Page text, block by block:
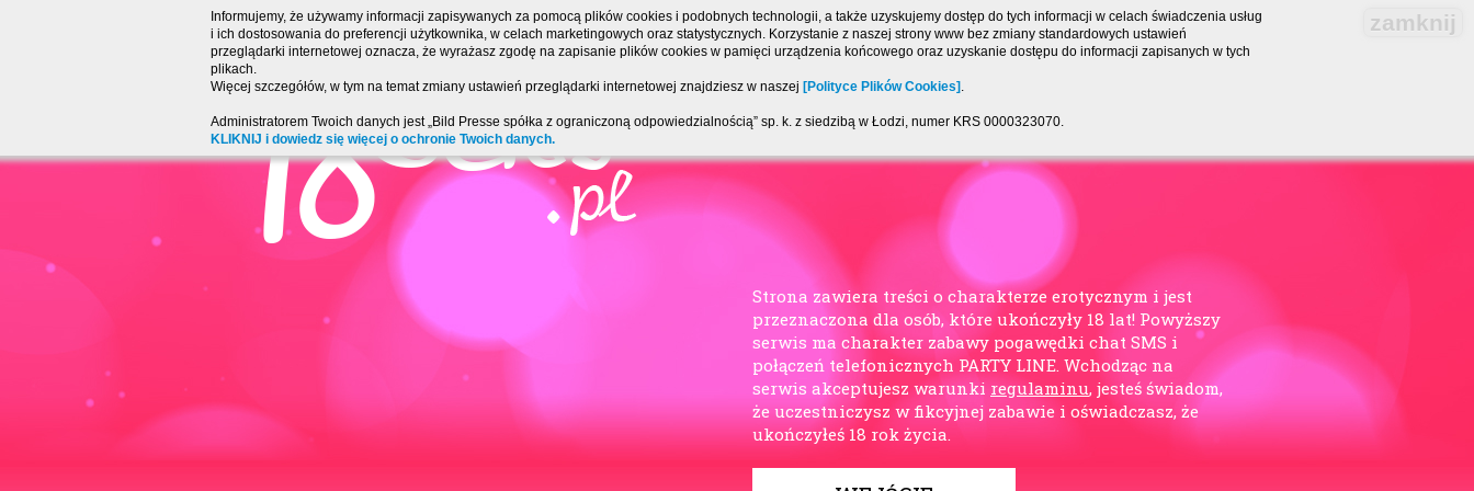
zamknij
Informujemy, że używamy informacji zapisywanych za pomocą plików cookies i podobnych technologii, a także uzyskujemy dostęp do tych informacji w celach świadczenia usług
i ich dostosowania do preferencji użytkownika, w celach marketingowych oraz statystycznych. Korzystanie z naszej strony www bez zmiany standardowych ustawień
przeglądarki internetowej oznacza, że wyrażasz zgodę na zapisanie plików cookies w pamięci urządzenia końcowego oraz uzyskanie dostępu do informacji zapisanych w tych
plikach.
Więcej szczegółów, w tym na temat zmiany ustawień przeglądarki internetowej znajdziesz w naszej [Polityce Plików Cookies] .
Administratorem Twoich danych jest „Bild Presse spółka z ograniczoną odpowiedzialnością” sp. k. z siedzibą w Łodzi, numer KRS 0000323070.
KLIKNIJ i dowiedz się więcej o ochronie Twoich danych.
Strona zawiera treści o charakterze erotycznym i jest
przeznaczona dla osób, które ukończyły 18 lat! Powyższy
serwis ma charakter zabawy pogawędki chat SMS i
połączeń telefonicznych PARTY LINE. Wchodząc na
serwis akceptujesz warunki regulaminu, jesteś świadom,
że uczestniczysz w fikcyjnej zabawie i oświadczasz, że
ukończyłeś 18 rok życia.